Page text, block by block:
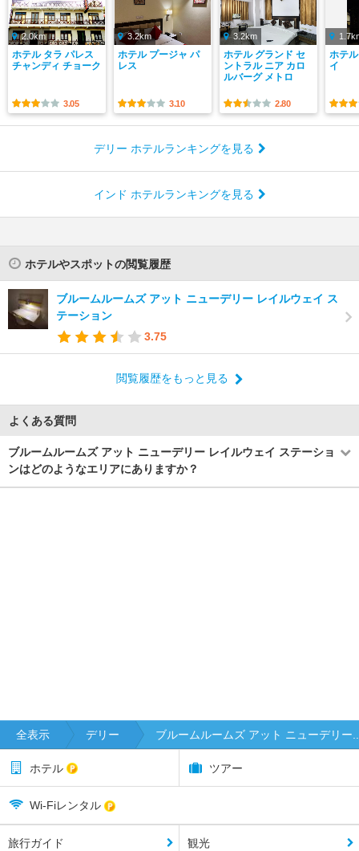
2.0km
ホテル タラ パレス
チャンディ チョーク
3.05
3.2km
ホテル プージャ パ
レス
3.10
3.2km
ホテル グランド セ
ントラル ニア カロ
ルバーグ メトロ
2.80
ホテ
イ
デリー ホテルランキングを見る
インド ホテルランキングを見る
ホテルやスポットの閲覧履歴
ブルームルームズ アット ニューデリー レイルウェイ ス
テーション
3.75
閲覧履歴をもっと見る
よくある質問
ブルームルームズ アット ニューデリー レイルウェイ ステーショ
ンはどのようなエリアにありますか？
全表示 デリー ブルームルームズ アット ニューデリー..
ホテル ツアー
Wi-Fiレンタル
旅行ガイド 観光